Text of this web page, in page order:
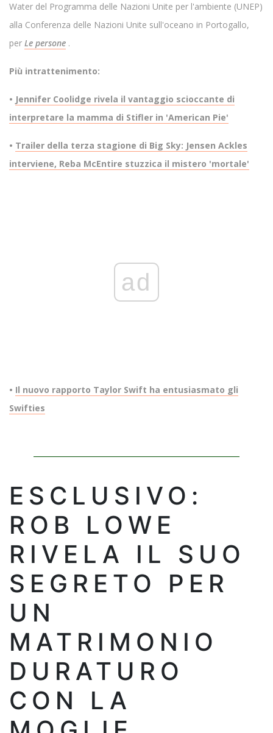
Water del Programma delle Nazioni Unite per l'ambiente (UNEP)
alla Conferenza delle Nazioni Unite sull'oceano in Portogallo,
per Le persone .
Più intrattenimento:
• Jennifer Coolidge rivela il vantaggio scioccante di
interpretare la mamma di Stifler in 'American Pie'
• Trailer della terza stagione di Big Sky: Jensen Ackles
interviene, Reba McEntire stuzzica il mistero 'mortale'
ad
• Il nuovo rapporto Taylor Swift ha entusiasmato gli
Swifties
ESCLUSIVO:
ROB LOWE
RIVELA IL SUO
SEGRETO PER
UN
MATRIMONIO
DURATURO
CON LA